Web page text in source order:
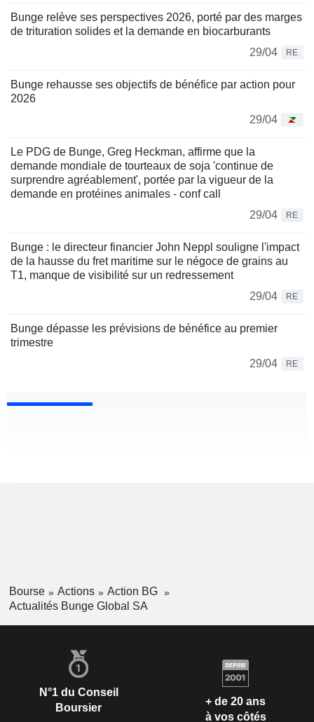
Bunge relève ses perspectives 2026, porté par des marges
de trituration solides et la demande en biocarburants
29/04
RE
Bunge rehausse ses objectifs de bénéfice par action pour
2026
29/04
Le PDG de Bunge, Greg Heckman, affirme que la
demande mondiale de tourteaux de soja 'continue de
surprendre agréablement', portée par la vigueur de la
demande en protéines animales - conf call
29/04
RE
Bunge : le directeur financier John Neppl souligne l'impact
de la hausse du fret maritime sur le négoce de grains au
T1, manque de visibilité sur un redressement
29/04
RE
Bunge dépasse les prévisions de bénéfice au premier
trimestre
29/04
RE
Bourse Actions
Action BG
Actualités Bunge Global SA
N°1 du Conseil
Boursier
+ de 20 ans
à vos côtés